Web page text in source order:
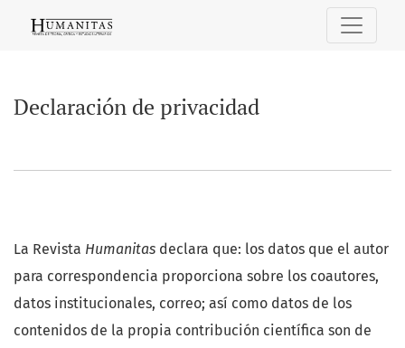
Declaración de privacidad
La Revista Humanitas declara que: los datos que el autor
para correspondencia proporciona sobre los coautores,
datos institucionales, correo; así como datos de los
contenidos de la propia contribución científica son de